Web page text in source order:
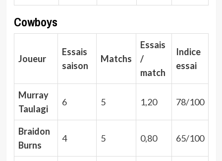
Cowboys
Joueur
Essais
saison
Matchs
Essais
/
match
Indice
essai
Murray
Taulagi
6 5 1,20 78/100
Braidon
Burns
4 5 0,80 65/100